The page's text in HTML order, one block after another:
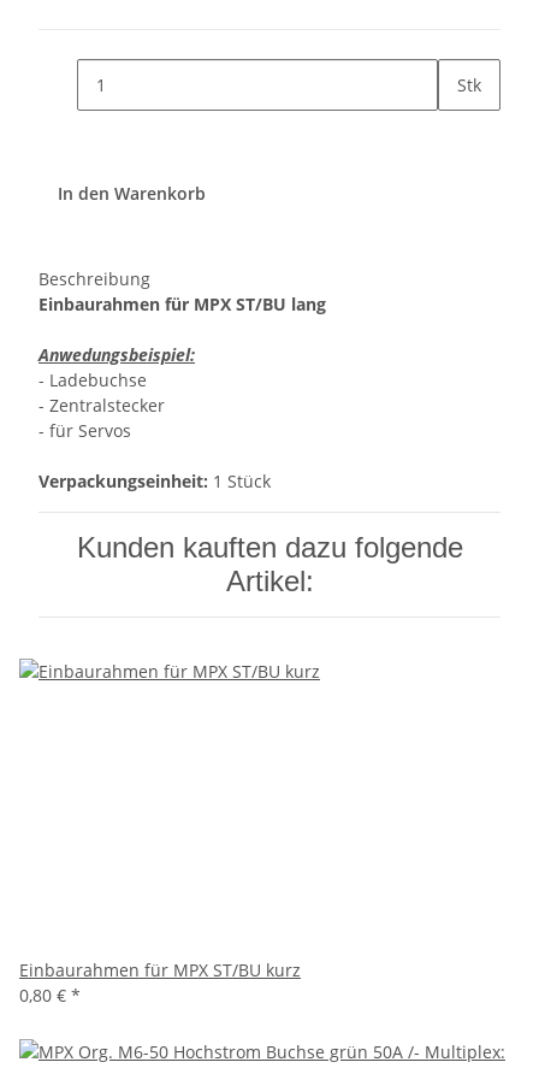
Stk
In den Warenkorb
Beschreibung
Einbaurahmen für MPX ST/BU lang
Anwedungsbeispiel:
- Ladebuchse
- Zentralstecker
- für Servos
Verpackungseinheit: 1 Stück
Kunden kauften dazu folgende
Artikel:
Einbaurahmen für MPX ST/BU kurz
0,80 € *